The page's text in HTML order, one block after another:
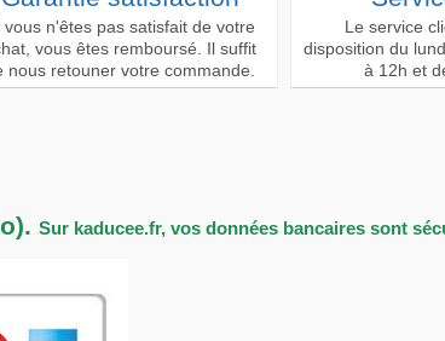
vous n'êtes pas satisfait de votre
vous êtes remboursé. Il suffit
nous retouner votre commande.
Le service
disposition du
à 12h et
Sur kaducee.fr, vos données bancaires sont